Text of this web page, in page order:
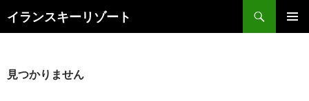
イランスキーリゾート
索
ン
見つかりません